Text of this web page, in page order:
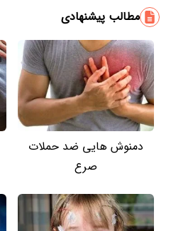
مطالب پیشنهادی
دمنوش هایی ضد حملات
صرع